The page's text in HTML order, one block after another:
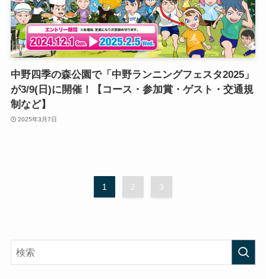
中野四季の森公園で「中野ランニングフェスタ2025」
が3/9(日)に開催！【コース・参加賞・ゲスト・交通規
制など】
2025年3月7日
1 2 3